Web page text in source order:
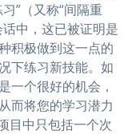
”（又称“间隔重
中，这已被证明是
积极做到这一点的
下练习新技能。如
一个很好的机会，
而将您的学习潜力
目中只包括一个次